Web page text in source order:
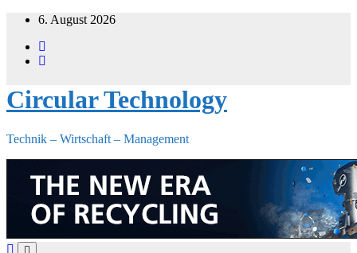
Zum
springen
6. August 2026
Circular Technology
Technik – Wirtschaft – Management